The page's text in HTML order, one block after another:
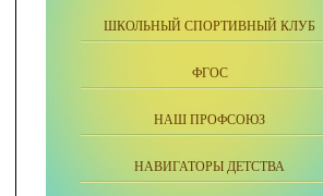
ШКОЛЬНЫЙ СПОРТИВНЫЙ КЛУБ
ФГОС
НАШ ПРОФСОЮЗ
НАВИГАТОРЫ ДЕТСТВА